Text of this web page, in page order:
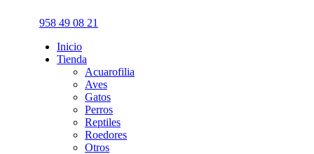
958 49 08 21
Inicio
Tienda
Acuarofilia
Aves
Gatos
Perros
Reptiles
Roedores
Otros